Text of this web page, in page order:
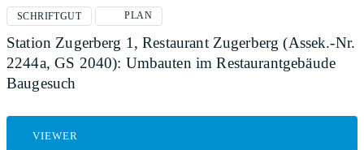
SCHRIFTGUT PLAN
Station Zugerberg 1, Restaurant Zugerberg (Assek.-Nr.
2244a, GS 2040): Umbauten im Restaurantgebäude
Baugesuch
VIEWER